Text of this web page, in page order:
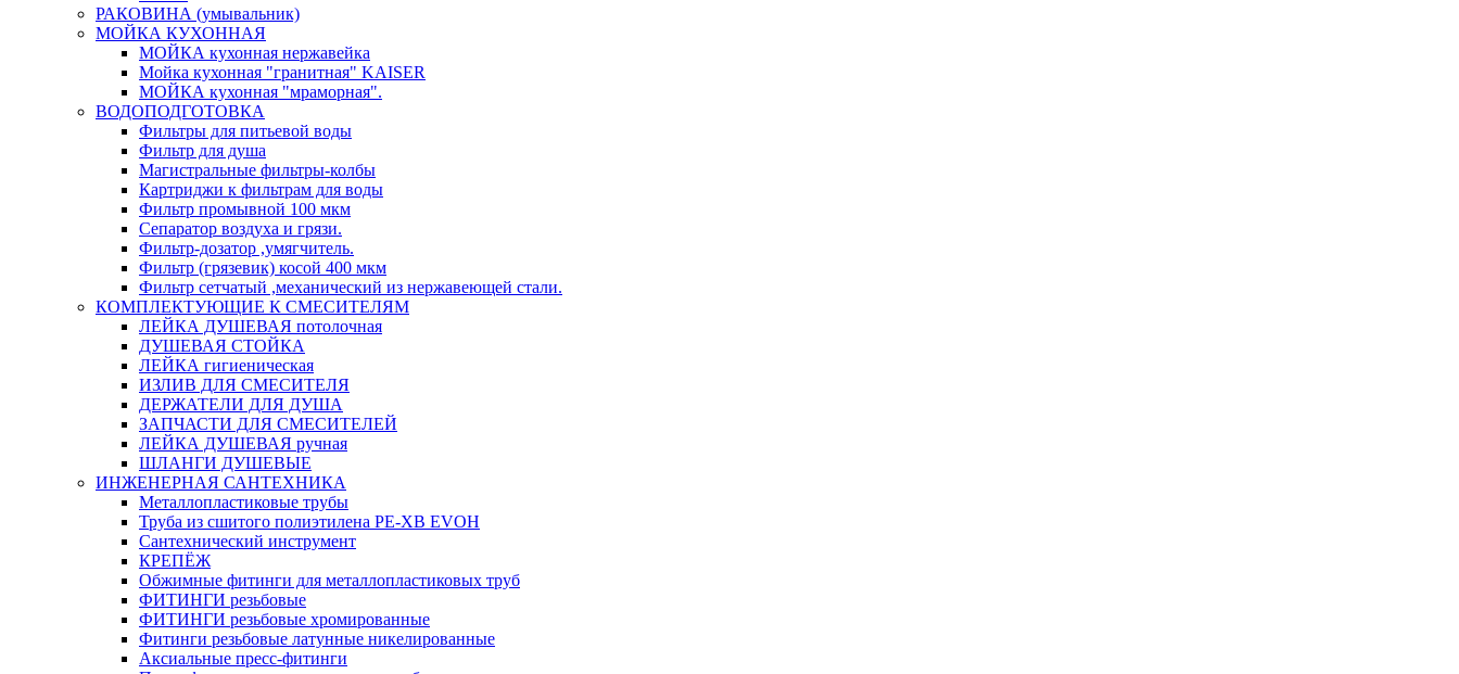
РАКОВИНА (умывальник)
МОЙКА КУХОННАЯ
МОЙКА кухонная нержавейка
Мойка кухонная "гранитная" KAISER
МОЙКА кухонная "мраморная".
ВОДОПОДГОТОВКА
Фильтры для питьевой воды
Фильтр для душа
Магистральные фильтры-колбы
Картриджи к фильтрам для воды
Фильтр промывной 100 мкм
Сепаратор воздуха и грязи.
Фильтр-дозатор ,умягчитель.
Фильтр (грязевик) косой 400 мкм
Фильтр сетчатый ,механический из нержавеющей стали.
КОМПЛЕКТУЮЩИЕ К СМЕСИТЕЛЯМ
ЛЕЙКА ДУШЕВАЯ потолочная
ДУШЕВАЯ СТОЙКА
ЛЕЙКА гигиеническая
ИЗЛИВ ДЛЯ СМЕСИТЕЛЯ
ДЕРЖАТЕЛИ ДЛЯ ДУША
ЗАПЧАСТИ ДЛЯ СМЕСИТЕЛЕЙ
ЛЕЙКА ДУШЕВАЯ ручная
ШЛАНГИ ДУШЕВЫЕ
ИНЖЕНЕРНАЯ САНТЕХНИКА
Металлопластиковые трубы
Труба из сшитого полиэтилена PE-XB EVOH
Сантехнический инструмент
КРЕПЁЖ
Обжимные фитинги для металлопластиковых труб
ФИТИНГИ резьбовые
ФИТИНГИ резьбовые хромированные
Фитинги резьбовые латунные никелированные
Аксиальные пресс-фитинги